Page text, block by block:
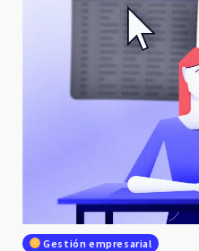
Gestión empresarial